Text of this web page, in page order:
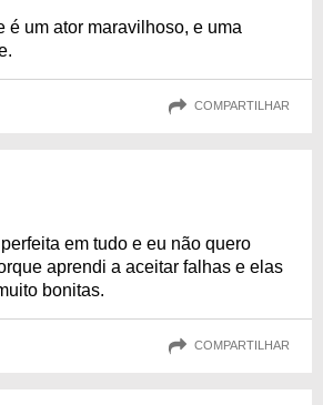
é um ator maravilhoso, e uma
COMPARTILHAR
em tudo e eu não quero
aprendi a aceitar falhas e elas
bonitas.
COMPARTILHAR